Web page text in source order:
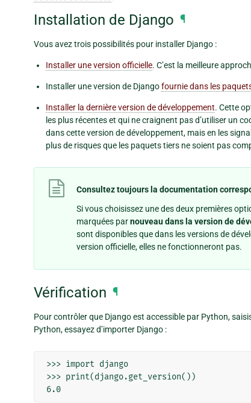
Installation de Django ¶
Vous avez trois possibilités pour installer Django :
Installer une version officielle. C’est la meilleure
Installer une version de Djangofournie dans les
Installer la dernière version de développement. Cette
les plus récentes et qui ne craignent pas d’utiliser un
dans cette version de développement, mais en les
plus de risques que les paquets tiers ne soient pas
Consultez toujours la documentation
Si vous choisissez une des deux premières
marquées parnouveau dans la version de
sont disponibles que dans les versions de
version officielle, elles ne fonctionneront pas.
Vérification ¶
Pour contrôler que Django est accessible par Python,
Python, essayez d’importer Django :
>>> import django
>>> print(django.get_version())
6.0